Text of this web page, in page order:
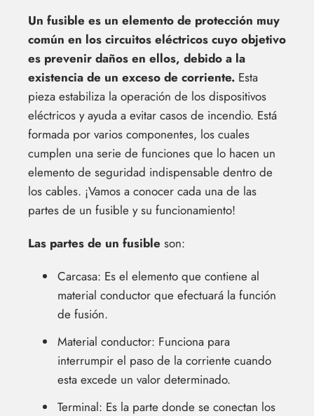
Un fusible es un elemento de protección muy
común en los circuitos eléctricos cuyo objetivo
es prevenir daños en ellos, debido a la
existencia de un exceso de corriente. Esta
pieza estabiliza la operación de los dispositivos
eléctricos y ayuda a evitar casos de incendio. Está
formada por varios componentes, los cuales
cumplen una serie de funciones que lo hacen un
elemento de seguridad indispensable dentro de
los cables. ¡Vamos a conocer cada una de las
partes de un fusible y su funcionamiento!
Las partes de un fusible son:
Carcasa: Es el elemento que contiene al
material conductor que efectuará la función
de fusión.
Material conductor: Funciona para
interrumpir el paso de la corriente cuando
esta excede un valor determinado.
Terminal: Es la parte donde se conectan los